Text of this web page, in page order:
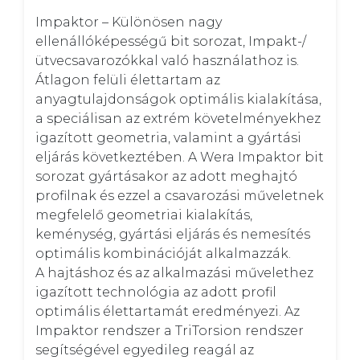
Impaktor – Különösen nagy
ellenállóképességű bit sorozat, Impakt-/
ütvecsavarozókkal való használathoz is.
Átlagon felüli élettartam az
anyagtulajdonságok optimális kialakítása,
a speciálisan az extrém követelményekhez
igazított geometria, valamint a gyártási
eljárás következtében. A Wera Impaktor bit
sorozat gyártásakor az adott meghajtó
profilnak és ezzel a csavarozási műveletnek
megfelelő geometriai kialakítás,
keménység, gyártási eljárás és nemesítés
optimális kombinációját alkalmazzák.
A hajtáshoz és az alkalmazási művelethez
igazított technológia az adott profil
optimális élettartamát eredményezi. Az
Impaktor rendszer a TriTorsion rendszer
segítségével egyedileg reagál az